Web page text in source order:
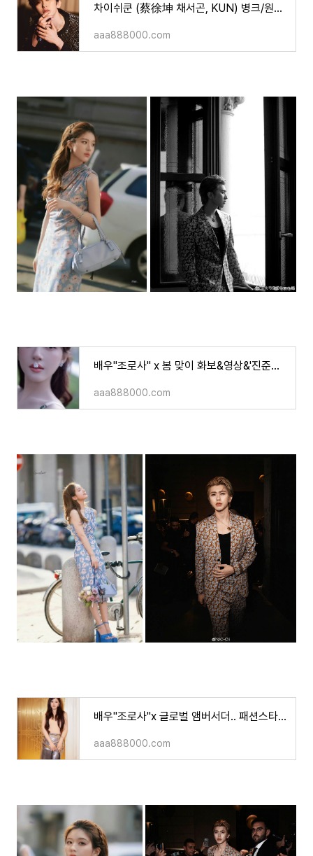
차이쉬쿤 (蔡徐坤 채서곤, KUN) 병크/원나잇/낙태/퇴출위기
aaa888000.com
배우"조로사" x 봄 맞이 화보&영상&'진준걸" 가수 콘서트 목격 소식..!
aaa888000.com
배우"조로사"x 글로벌 앰버서더.. 패션스타일은 그야말로 재앙.. 네티즌들의 댓글..ㄷㄷ
aaa888000.com